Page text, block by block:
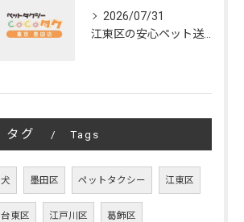
2026/07/31
タグ Tags
犬 墨田区 ペットタクシー 江東区
台東区 江戸川区 葛飾区